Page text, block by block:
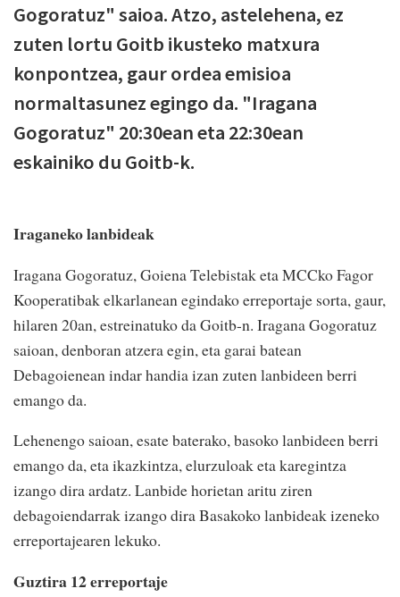
Gogoratuz" saioa. Atzo, astelehena, ez
zuten lortu Goitb ikusteko matxura
konpontzea, gaur ordea emisioa
normaltasunez egingo da. "Iragana
Gogoratuz" 20:30ean eta 22:30ean
eskainiko du Goitb-k.
Iraganeko lanbideak
Iragana Gogoratuz, Goiena Telebistak eta MCCko Fagor
Kooperatibak elkarlanean egindako erreportaje sorta, gaur,
hilaren 20an, estreinatuko da Goitb-n. Iragana Gogoratuz
saioan, denboran atzera egin, eta garai batean
Debagoienean indar handia izan zuten lanbideen berri
emango da.
Lehenengo saioan, esate baterako, basoko lanbideen berri
emango da, eta ikazkintza, elurzuloak eta karegintza
izango dira ardatz. Lanbide horietan aritu ziren
debagoiendarrak izango dira Basakoko lanbideak izeneko
erreportajearen lekuko.
Guztira 12 erreportaje